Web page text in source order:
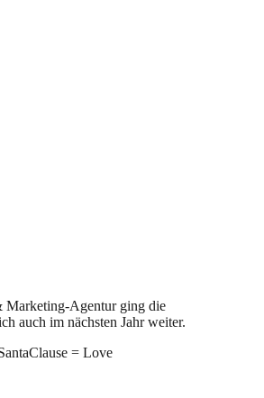
Marketing-Agentur ging die
auch im nächsten Jahr weiter.
= Love